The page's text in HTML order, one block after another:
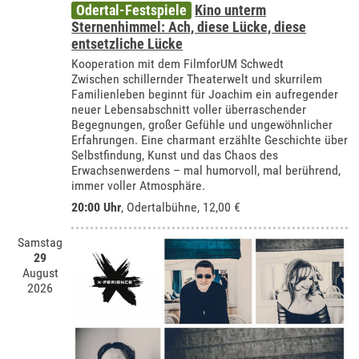
Odertal-Festspiele Kino unterm
Sternenhimmel: Ach, diese Lücke, diese
entsetzliche Lücke
Kooperation mit dem FilmforUM Schwedt
Zwischen schillernder Theaterwelt und skurrilem
Familienleben beginnt für Joachim ein aufregender
neuer Lebensabschnitt voller überraschender
Begegnungen, großer Gefühle und ungewöhnlicher
Erfahrungen. Eine charmant erzählte Geschichte über
Selbstfindung, Kunst und das Chaos des
Erwachsenwerdens – mal humorvoll, mal berührend,
immer voller Atmosphäre.
20:00 Uhr, Odertalbühne, 12,00 €
Samstag
29
August
2026